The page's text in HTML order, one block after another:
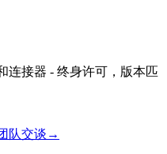
连接器 - 终身许可，版本匹
队交谈 →